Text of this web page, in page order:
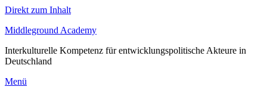
Direkt zum Inhalt
Middleground Academy
Interkulturelle Kompetenz für entwicklungspolitische Akteure in
Deutschland
Menü